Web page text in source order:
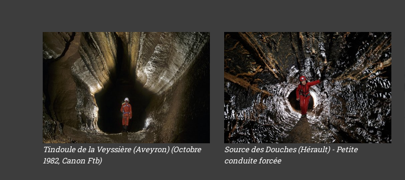
Tindoule de la Veyssière (Aveyron) (Octobre
1982, Canon Ftb)
Source des Douches (Hérault) - Petite
conduite forcée